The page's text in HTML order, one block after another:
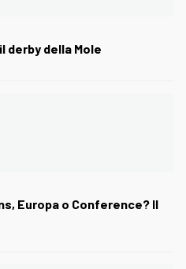
derby della Mole
Europa o Conference? Il